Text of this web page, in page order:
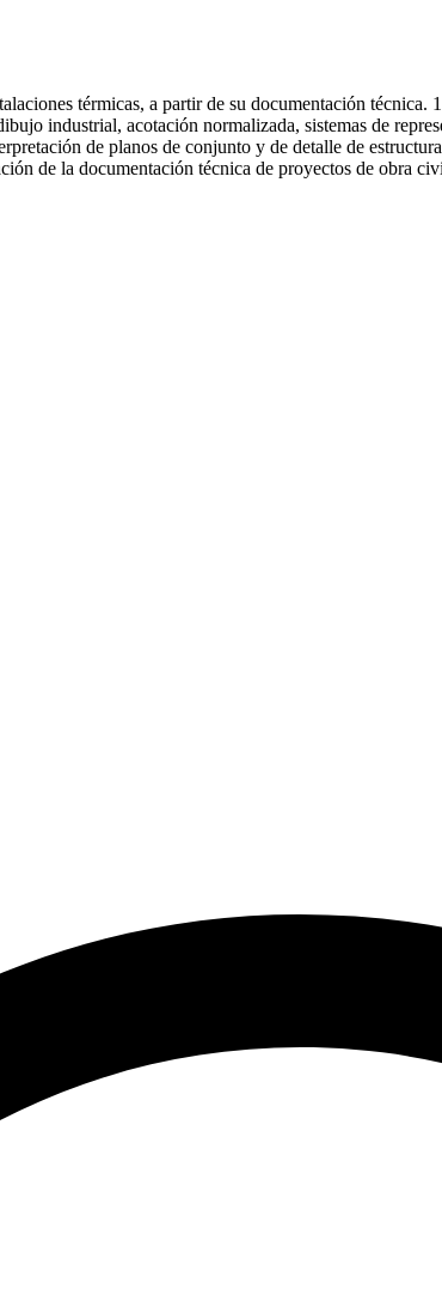
térmicas, a partir de su documentación
industrial, acotación normalizada, sistemas de
de planos de conjunto y de detalle de
de la documentación técnica de proyectos de obra